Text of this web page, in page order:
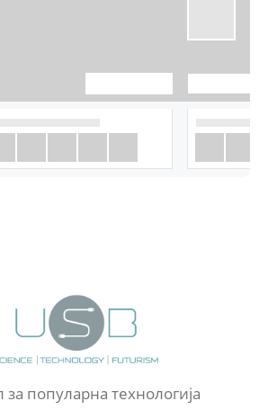
за популарна технологија